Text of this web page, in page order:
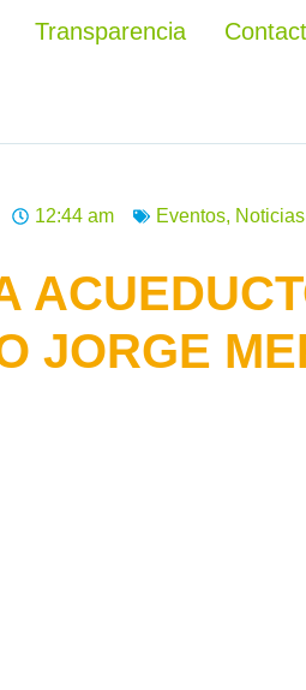
Transparencia
12:44 am Eventos, Noticias
JORGE